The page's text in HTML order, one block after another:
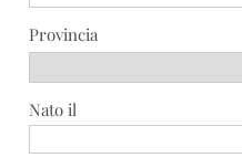
Provincia
Nato il